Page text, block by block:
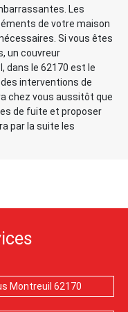
Les
de votre maison
Si vous êtes
un couvreur
dans le 62170 est le
interventions de
chez vous aussitôt que
de fuite et proposer
par la suite les
Montreuil 62170